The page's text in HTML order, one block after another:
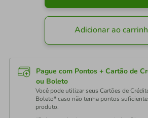
Adicionar ao
Pague com Pontos + Cartão de
ou Boleto
Você pode utilizar seus Cartões de
Boleto* caso não tenha pontos
produto.